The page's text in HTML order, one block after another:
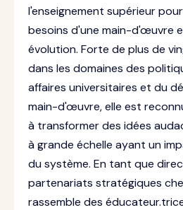
l'enseignement supérieur
besoins d'une main-d'œuvre
évolution. Forte de plus de
dans les domaines des
affaires universitaires et du
main-d'œuvre, elle est
à transformer des idées
à grande échelle ayant un
du système. En tant que
partenariats stratégiques
rassemble des